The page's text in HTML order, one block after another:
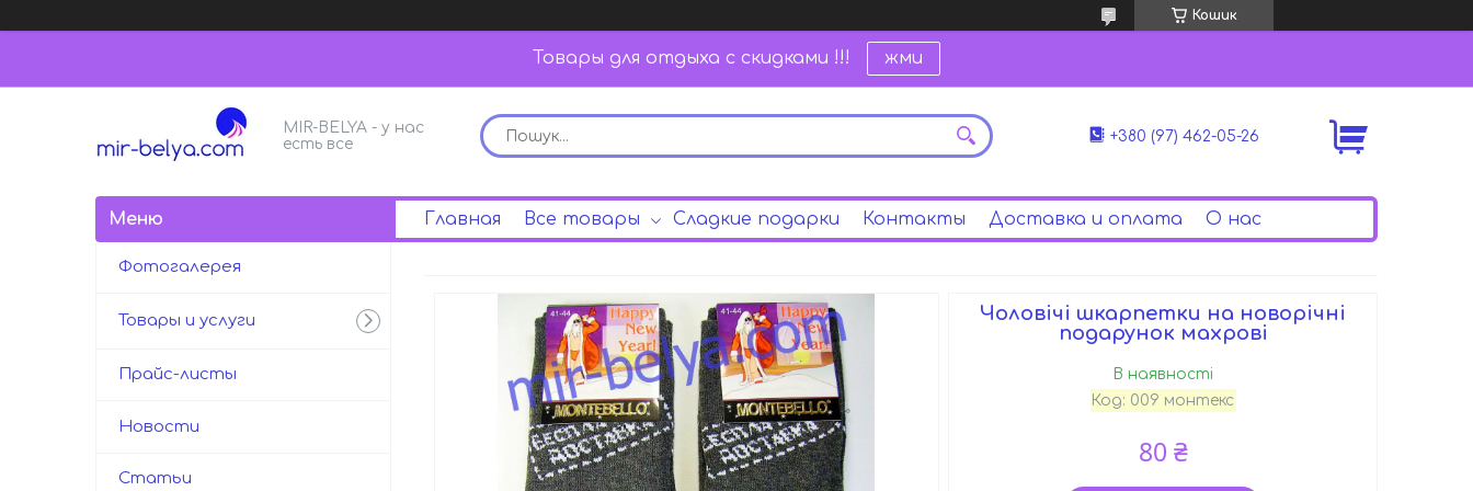
Кошик
Товары для отдыха с скидками !!! жми
MIR-BELYA - у нас
есть все
+380 (97) 462-05-26
Главная Все товары Сладкие подарки Контакты Доставка и оплата О нас
Чоловічі шкарпетки на новорічні
подарунок махрові
В наявності
Код: 009 монтекс
80 ₴
Фотогалерея
Товары и услуги
Прайс-листы
Новости
Статьи